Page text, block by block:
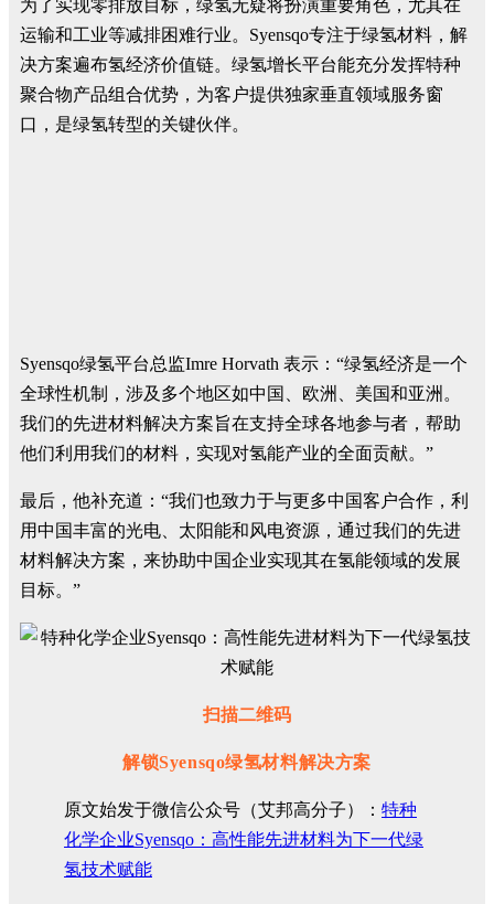
为了实现零排放目标，绿氢无疑将扮演重要角色，尤其在
运输和工业等减排困难行业。Syensqo专注于绿氢材料，解
决方案遍布氢经济价值链。绿氢增长平台能充分发挥特种
聚合物产品组合优势，为客户提供独家垂直领域服务窗
口，是绿氢转型的关键伙伴。
Syensqo绿氢平台总监Imre Horvath 表示：“绿氢经济是一个
全球性机制，涉及多个地区如中国、欧洲、美国和亚洲。
我们的先进材料解决方案旨在支持全球各地参与者，帮助
他们利用我们的材料，实现对氢能产业的全面贡献。”
最后，他补充道：“我们也致力于与更多中国客户合作，利
用中国丰富的光电、太阳能和风电资源，通过我们的先进
材料解决方案，来协助中国企业实现其在氢能领域的发展
目标。”
扫描二维码
解锁Syensqo绿氢材料解决方案
原文始发于微信公众号（艾邦高分子）： 特种
化学企业Syensqo：高性能先进材料为下一代绿
氢技术赋能